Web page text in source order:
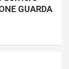
GUARDA